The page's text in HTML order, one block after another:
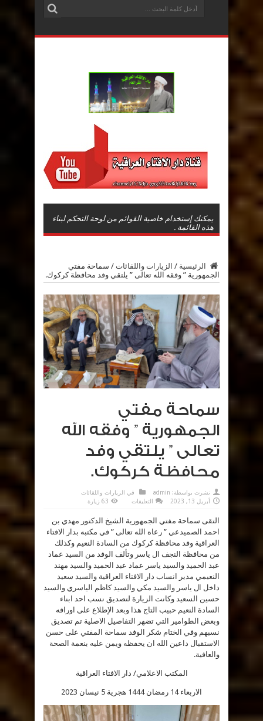
يمكنك إستخدام خاصية القوائم من لوحة التحكم لبناء
هذه القائمة .
الرئيسية / الزيارات واللقائات / سماحة مفتي
الجمهورية ” وفقه الله تعالى ” يلتقي وفد محافظة كركوك.
سماحة مفتي
الجمهورية ” وفقه الله
تعالى ” يلتقي وفد
محافظة كركوك.
نشرت بواسطة: admin في الزيارات واللقائات
أبريل 13, 2023
التعليقات
الجمهورية
”
وفقه
تعالى
”
يلتقي
وفد
كركوك.
مغلقة
63 زيارة
التقى سماحة مفتي الجمهورية الشيخ الدكتور مهدي بن
احمد الصميدعي ” رعاه الله تعالى ” في مكتبه بدار الافتاء
العراقية وفد محافظة كركوك من السادة النعيم وكذلك
من محافظة النجف ال ياسر وتألف الوفد من السيد عماد
عبد الحميد والسيد ياسر عماد عبد الحميد والسيد مهند
النعيمي مدير انساب دار الافتاء العراقية والسيد سعيد
داخل ال ياسر والسيد مكي والسيد كاظم الياسري والسيد
حسين السعيد وكانت الزيارة لتصديق نسب احد ابناء
السادة النعيم حبيب التاج هذا وبعد الإطلاع على اوراقه
وبعض الطوامير التي تضهر التفاصيل الاصلية تم تصديق
نسبهم وفي الختام شكر الوفد سماحة المفتي على حسن
الاستقبال داعين الله ان يحفظه ويمن عليه بنعمة الصحة
والعافية.
المكتب الاعلامي/ دار الافتاء العراقية
الاربعاء 14 رمضان 1444 هجرية 5 نيسان 2023